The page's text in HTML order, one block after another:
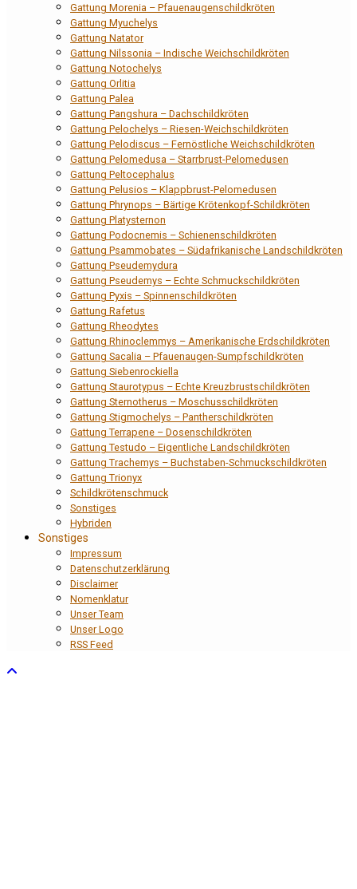
Gattung Morenia – Pfauenaugenschildkröten
Gattung Myuchelys
Gattung Natator
Gattung Nilssonia – Indische Weichschildkröten
Gattung Notochelys
Gattung Orlitia
Gattung Palea
Gattung Pangshura – Dachschildkröten
Gattung Pelochelys – Riesen-Weichschildkröten
Gattung Pelodiscus – Fernöstliche Weichschildkröten
Gattung Pelomedusa – Starrbrust-Pelomedusen
Gattung Peltocephalus
Gattung Pelusios – Klappbrust-Pelomedusen
Gattung Phrynops – Bärtige Krötenkopf-Schildkröten
Gattung Platysternon
Gattung Podocnemis – Schienenschildkröten
Gattung Psammobates – Südafrikanische Landschildkröten
Gattung Pseudemydura
Gattung Pseudemys – Echte Schmuckschildkröten
Gattung Pyxis – Spinnenschildkröten
Gattung Rafetus
Gattung Rheodytes
Gattung Rhinoclemmys – Amerikanische Erdschildkröten
Gattung Sacalia – Pfauenaugen-Sumpfschildkröten
Gattung Siebenrockiella
Gattung Staurotypus – Echte Kreuzbrustschildkröten
Gattung Sternotherus – Moschusschildkröten
Gattung Stigmochelys – Pantherschildkröten
Gattung Terrapene – Dosenschildkröten
Gattung Testudo – Eigentliche Landschildkröten
Gattung Trachemys – Buchstaben-Schmuckschildkröten
Gattung Trionyx
Schildkrötenschmuck
Sonstiges
Hybriden
Sonstiges
Impressum
Datenschutzerklärung
Disclaimer
Nomenklatur
Unser Team
Unser Logo
RSS Feed